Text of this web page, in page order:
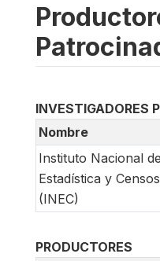
INVESTIGADORES
Nombre
Instituto Nacional de
Estadística y Censos
(INEC)
PRODUCTORES